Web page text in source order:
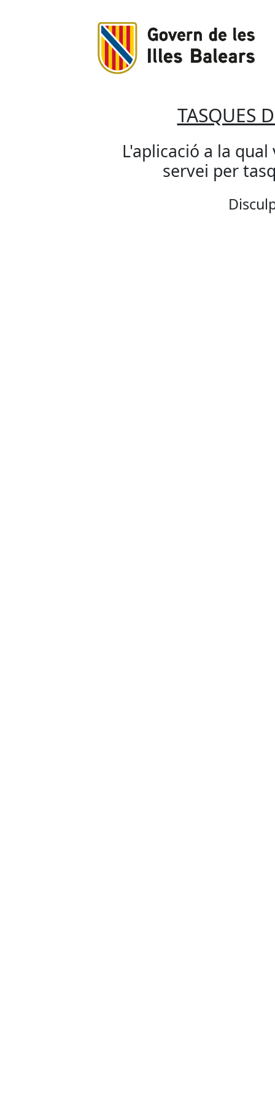
TASQUES
L'aplicació a la
servei per